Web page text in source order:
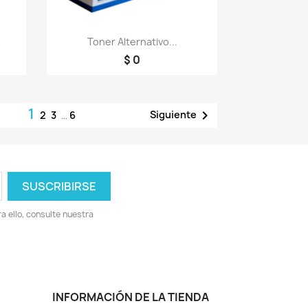
Vista rápida
Toner Alternativo...
$ 0
123 … 6 Siguiente 
ello, consulte nuestra
INFORMACIÓN DE LA TIENDA